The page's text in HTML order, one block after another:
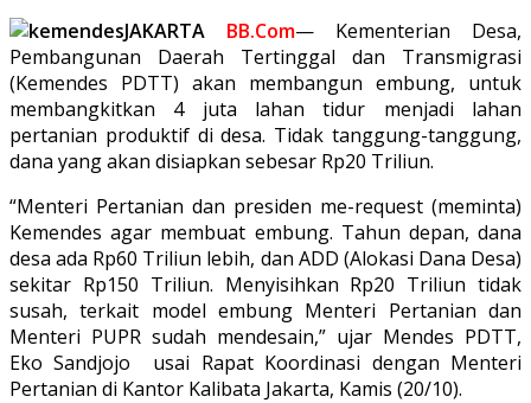
JAKARTA BB.Com— Kementerian Desa,
Pembangunan Daerah Tertinggal dan Transmigrasi
(Kemendes PDTT) akan membangun embung, untuk
membangkitkan 4 juta lahan tidur menjadi lahan
pertanian produktif di desa. Tidak tanggung-tanggung,
dana yang akan disiapkan sebesar Rp20 Triliun.
“Menteri Pertanian dan presiden me-request (meminta)
Kemendes agar membuat embung. Tahun depan, dana
desa ada Rp60 Triliun lebih, dan ADD (Alokasi Dana Desa)
sekitar Rp150 Triliun. Menyisihkan Rp20 Triliun tidak
susah, terkait model embung Menteri Pertanian dan
Menteri PUPR sudah mendesain,” ujar Mendes PDTT,
Eko Sandjojo usai Rapat Koordinasi dengan Menteri
Pertanian di Kantor Kalibata Jakarta, Kamis (20/10).